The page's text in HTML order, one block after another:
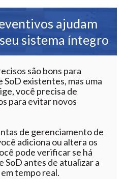
ajudam
sistema íntegro
são bons para
existentes, mas uma
você precisa de
para evitar novos
de gerenciamento de
adiciona ou altera os
pode verificar se há
SoD antes de atualizar a
tempo real.